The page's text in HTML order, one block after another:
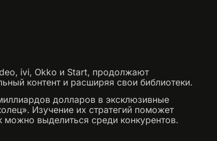
ivi, Okko и Start, продолжают
контент и расширяя свои библиотеки.
долларов в эксклюзивные
Изучение их стратегий поможет
можно выделиться среди конкурентов.